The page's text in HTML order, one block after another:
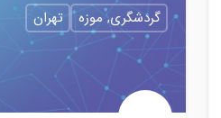
گردشگری, موزه تهران